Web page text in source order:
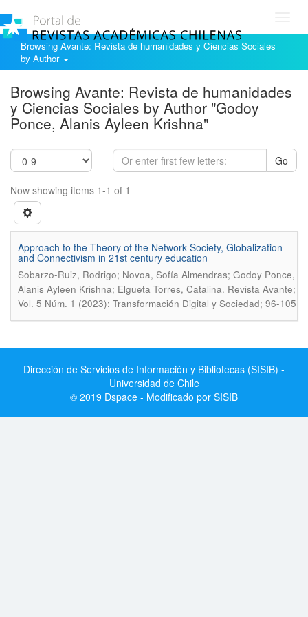
Browsing Avante: Revista de humanidades y Ciencias Sociales
by Author
Browsing Avante: Revista de humanidades
y Ciencias Sociales by Author "Godoy
Ponce, Alanis Ayleen Krishna"
Go
Now showing items 1-1 of 1
Approach to the Theory of the Network Society, Globalization
and Connectivism in 21st century education
Sobarzo-Ruiz, Rodrigo; Novoa, Sofía Almendras; Godoy Ponce,
Alanis Ayleen Krishna; Elgueta Torres, Catalina. Revista Avante;
Vol. 5 Núm. 1 (2023): Transformación Digital y Sociedad; 96-105
Dirección de Servicios de Información y Bibliotecas (SISIB) -
Universidad de Chile
© 2019 Dspace - Modificado por SISIB